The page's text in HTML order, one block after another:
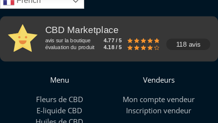
CBD Marketplace
avis sur la boutique
4.77 / 5
évaluation du produit
4.18 / 5 118 avis
Menu
Fleurs de CBD
E-liquide CBD
Vendeurs
Mon compte vendeur
Inscription vendeur